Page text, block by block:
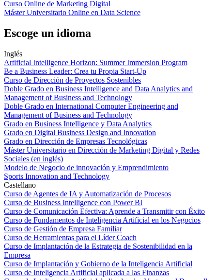
Curso Online de Marketing Digital
Máster Universitario Online en Data Science
Escoge un idioma
Inglés
Artificial Intelligence Horizon: Summer Immersion Program
Be a Business Leader: Crea tu Propia Start-Up
Curso de Dirección de Proyectos Sostenibles
Doble Grado en Business Intelligence and Data Analytics and
Management of Business and Technology
Doble Grado en International Computer Engineering and
Management of Business and Technology
Grado en Business Intelligence y Data Analytics
Grado en Digital Business Design and Innovation
Grado en Dirección de Empresas Tecnológicas
Máster Universitario en Dirección de Marketing Digital y Redes
Sociales (en inglés)
Modelo de Negocio de innovación y Emprendimiento
Sports Innovation and Technology
Castellano
Curso de Agentes de IA y Automatización de Procesos
Curso de Business Intelligence con Power BI
Curso de Comunicación Efectiva: Aprende a Transmitir con Éxito
Curso de Fundamentos de Inteligencia Artificial en los Negocios
Curso de Gestión de Empresa Familiar
Curso de Herramientas para el Líder Coach
Curso de Implantación de la Estrategia de Sostenibilidad en la
Empresa
Curso de Implantación y Gobierno de la Inteligencia Artificial
Curso de Inteligencia Artificial aplicada a las Finanzas